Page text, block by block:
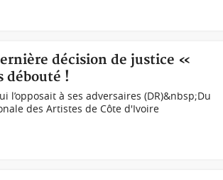
décision de justice «
débouté !
à ses adversaires (DR)&nbsp;Du
des Artistes de Côte d'Ivoire